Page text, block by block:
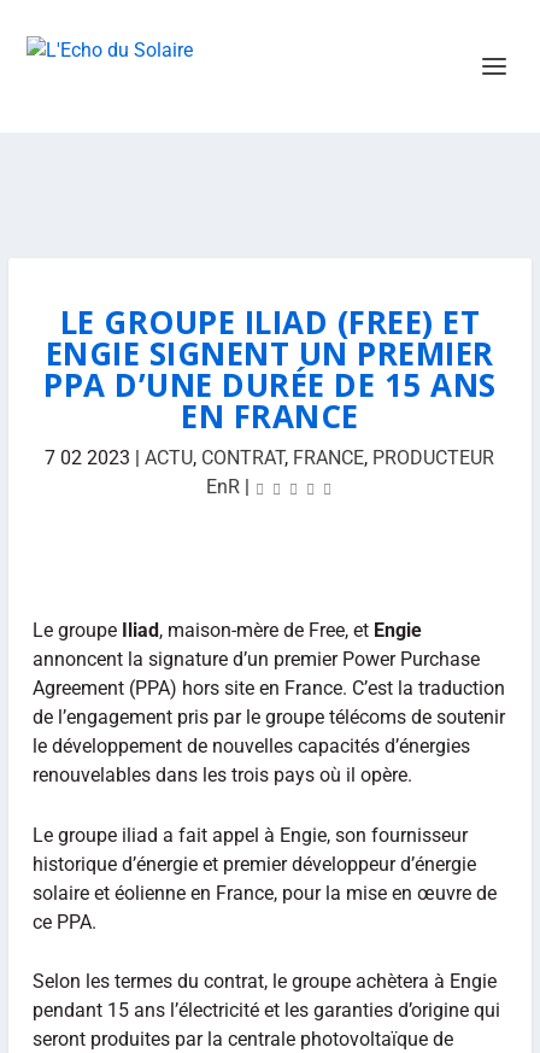
LE GROUPE ILIAD (FREE) ET
ENGIE SIGNENT UN PREMIER
PPA D’UNE DURÉE DE 15 ANS
EN FRANCE
7 02 2023 |ACTU, CONTRAT, FRANCE, PRODUCTEUR
EnR|
Le groupe Iliad, maison-mère de Free, et Engie
annoncent la signature d’un premier Power Purchase
Agreement (PPA) hors site en France. C’est la traduction
de l’engagement pris par le groupe télécoms de soutenir
le développement de nouvelles capacités d’énergies
renouvelables dans les trois pays où il opère.
Le groupe iliad a fait appel à Engie, son fournisseur
historique d’énergie et premier développeur d’énergie
solaire et éolienne en France, pour la mise en œuvre de
ce PPA.
Selon les termes du contrat, le groupe achètera à Engie
pendant 15 ans l’électricité et les garanties d’origine qui
seront produites par la centrale photovoltaïque de